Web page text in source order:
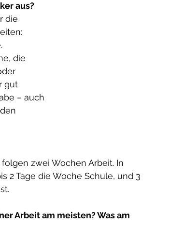
aus?
die
die
gut
– auch
zwei Wochen Arbeit. In
2 Tage die Woche Schule, und 3
Arbeit am meisten? Was am